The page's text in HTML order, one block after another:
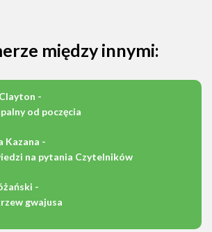
między innymi:
-
od poczęcia
Kazana -
na pytania Czytelników
-
gwajusa